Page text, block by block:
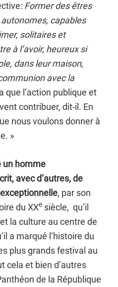
Former des êtres
capables
solitaires et
à l’avoir, heureux si
dans leur maison,
avec la
que l’action publique et
contribuer, dit-il. En
nous voulons donner à
»
un homme
avec d’autres, de
, par son
du XXe siècle, qu’il
la culture au centre de
a marqué l’histoire du
plus grands festival au
cela et bien d’autres
de la République